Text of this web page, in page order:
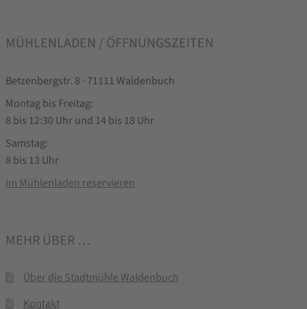
MÜHLENLADEN / ÖFFNUNGSZEITEN
Betzenbergstr. 8 · 71111 Waldenbuch
Montag bis Freitag:
8 bis 12:30 Uhr und 14 bis 18 Uhr
Samstag:
8 bis 13 Uhr
Im Mühlenladen reservieren
MEHR ÜBER …
Über die Stadtmühle Waldenbuch
Kontakt